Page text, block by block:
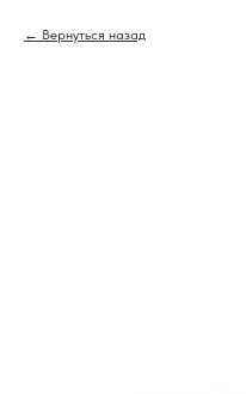
Вернуться назад